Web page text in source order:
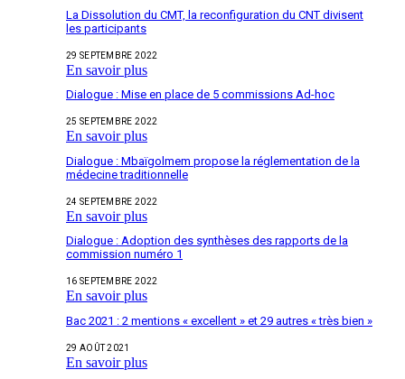
La Dissolution du CMT, la reconfiguration du CNT divisent
les participants
29 SEPTEMBRE 2022
En savoir plus
Dialogue : Mise en place de 5 commissions Ad-hoc
25 SEPTEMBRE 2022
En savoir plus
Dialogue : Mbaïgolmem propose la réglementation de la
médecine traditionnelle
24 SEPTEMBRE 2022
En savoir plus
Dialogue : Adoption des synthèses des rapports de la
commission numéro 1
16 SEPTEMBRE 2022
En savoir plus
Bac 2021 : 2 mentions « excellent » et 29 autres « très bien »
29 AOÛT 2021
En savoir plus